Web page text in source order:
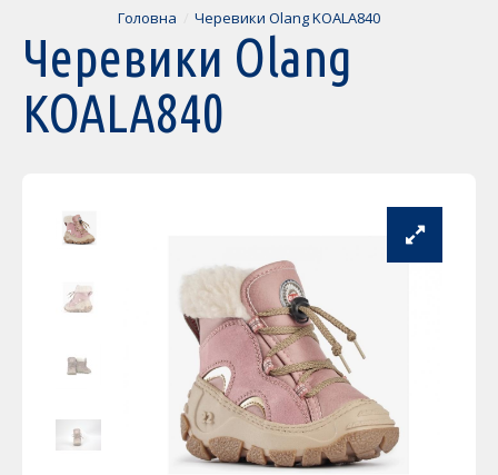
Головна Черевики Olang KOALA840
Черевики Olang
KOALA840